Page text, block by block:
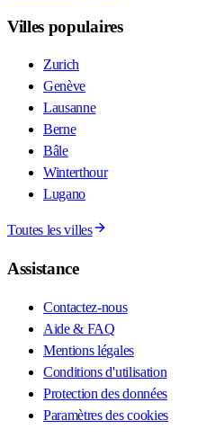
Villes populaires
Zurich
Genève
Lausanne
Berne
Bâle
Winterthour
Lugano
Toutes les villes
Assistance
Contactez-nous
Aide & FAQ
Mentions légales
Conditions d'utilisation
Protection des données
Paramètres des cookies